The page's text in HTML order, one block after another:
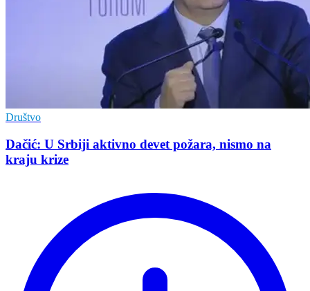
Društvo
Dačić: U Srbiji aktivno devet požara, nismo na
kraju krize